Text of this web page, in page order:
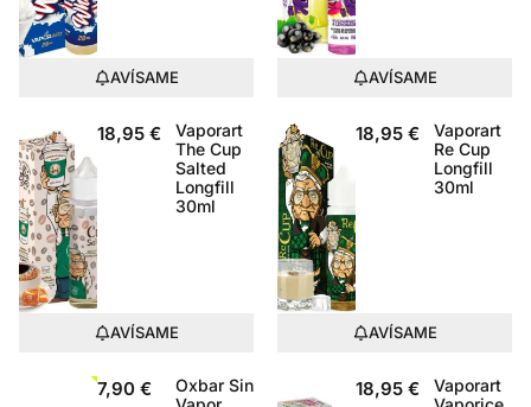
AVÍSAME AVÍSAME
18,95 €
Vaporart
The Cup
Salted
Longfill
30ml
AVÍSAME
18,95 €
Vaporart
Re Cup
Longfill
30ml
AVÍSAME
7,90 €
Oxbar Sin
18,95 €
Vaporart